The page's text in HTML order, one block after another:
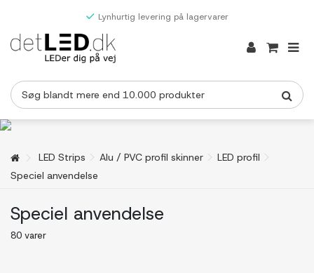
Lynhurtig levering på lagervarer
LED Strips Alu / PVC profil skinner
LED profil
Speciel anvendelse
Speciel anvendelse
80 varer